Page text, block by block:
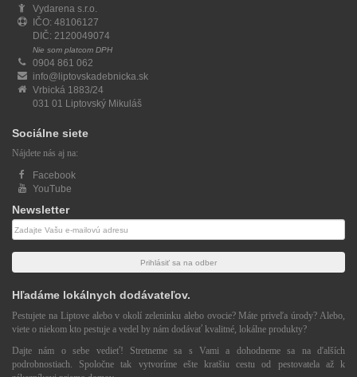
Vydarena s.r.o.
IČO: 48106127
DIČ: 2120049074
Nie som platcom DPH
0904 861 062
info@liptovskadebnicka.sk
Vrbická 1883/24
031 01 Liptovský Mikuláš
Sociálne siete
Nájdete nás aj na:
Facebook
YouTube
Newsletter
Newsletter
email
Hľadáme lokálnych dodávateľov.
Pestujete na Liptove alebo v okolí zeleninku alebo ovocie? Máte priveľa úrody? Alebo,
viete o niekom kto pestuje a vedel by nám dodávať kvalitné, lokálne produkty?
Dajte nám o sebe vedieť! Stretneme sa s Vami a dohodneme sa na ďalších
podrobnostiach. Spoločne tak vytvoríme ešte kratšiu cestu od pestovatela až k